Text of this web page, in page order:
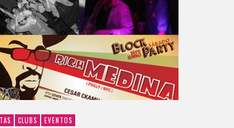
CLUBS EVENTOS